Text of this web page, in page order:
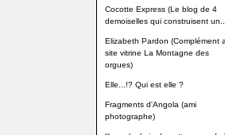
Cocotte Express (Le blog de 4
demoiselles qui construisent
Elizabeth Pardon (Complément
site vitrine La Montagne des
orgues)
Elle...!? Qui est elle ?
Fragments d'Angola (ami
photographe)